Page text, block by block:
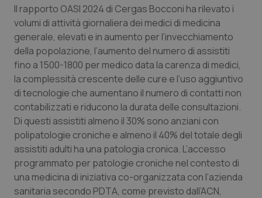
Liguria
Lombardia
Marche
Molise
Piemonte
Provincia Autonoma di Bolzano
Disturbi dell’umore
Dolore
Donna & Salute
Epatiti
HIV
Infezioni & Febbre
Il rapporto OASI 2024 di Cergas Bocconi ha rilevato i
volumi di attività giornaliera dei medici di medicina
generale, elevati e in aumento per l’invecchiamento
della popolazione, l’aumento del numero di assistiti
fino a 1500-1800 per medico data la carenza di medici,
la complessità crescente delle cure e l’uso aggiuntivo
di tecnologie che aumentano il numero di contatti non
contabilizzati e riducono la durata delle consultazioni.
Di questi assistiti almeno il 30% sono anziani con
polipatologie croniche e almeno il 40% del totale degli
assistiti adulti ha una patologia cronica. L’accesso
programmato per patologie croniche nel contesto di
una medicina di iniziativa co-organizzata con l’azienda
sanitaria secondo PDTA, come previsto dall’ACN,